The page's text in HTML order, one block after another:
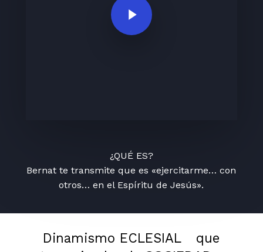
¿QUÉ ES?
Bernat te transmite que es «ejercitarme… con
otros… en el Espíritu de Jesús».
Dinamismo ECLESIAL
que